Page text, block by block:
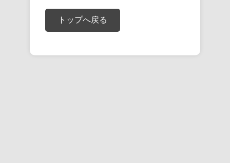
トップへ戻る